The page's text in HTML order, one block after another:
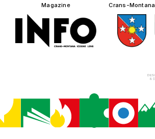
Magazine Crans-Montana